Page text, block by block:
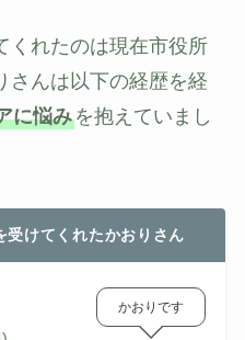
くれたのは現在市役所
さんは以下の経歴を経
に悩みを抱えていまし
受けてくれたかおりさん
かおりです